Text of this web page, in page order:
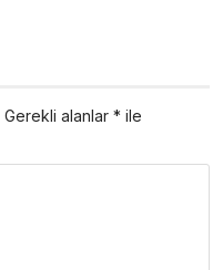
Gerekli alanlar * ile